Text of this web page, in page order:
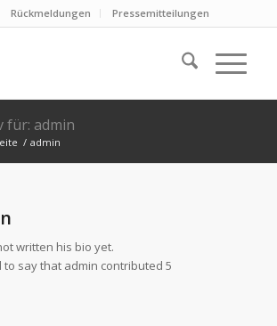
Rückmeldungen Pressemitteilungen
für: admin
/ admin
written his bio yet.
to say that admin contributed 5